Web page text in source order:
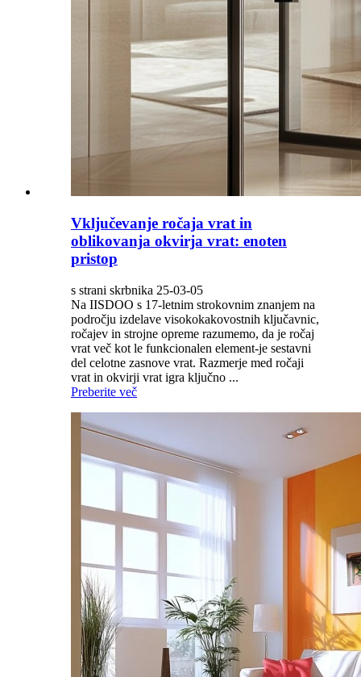
Vključevanje ročaja vrat in
oblikovanja okvirja vrat: enoten
pristop
s strani skrbnika 25-03-05
Na IISDOO s 17-letnim strokovnim znanjem na
področju izdelave visokokakovostnih ključavnic,
ročajev in strojne opreme razumemo, da je ročaj
vrat več kot le funkcionalen element-je sestavni
del celotne zasnove vrat. Razmerje med ročaji
vrat in okvirji vrat igra ključno ...
Preberite več